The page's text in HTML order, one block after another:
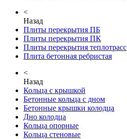
<
Назад
Плиты перекрытия ПБ
Плиты перекрытия ПК
Плиты перекрытия теплотрасс
Плита бетонная ребристая
<
Назад
Кольца с крышкой
Бетонные кольца с дном
Бетонные крышки колодца
Дно колодца
Кольца опорные
Кольца стеновые